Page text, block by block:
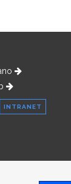
INTRANET